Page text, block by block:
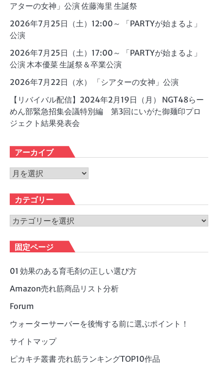
アターの女神」公演 佐藤海里 生誕祭
2026年7月25日（土）12:00～ 「PARTYが始まるよ」
公演
2026年7月25日（土）17:00～ 「PARTYが始まるよ」
公演 木本優菜 生誕祭＆卒業公演
2026年7月22日（水） 「シアターの女神」公演
【リバイバル配信】2024年2月19日（月） NGT48らー
めん部緊急招集会議特別編 第3回にいがた御麺印プロ
ジェクト結果発表会
アーカイブ
ア
カ
イ
ブ
カテゴリー
カ
ゴ
リ
ー
固定ページ
01 効果のある育毛剤の正しい選び方
Amazon売れ筋商品リスト分析
Forum
ウォーターサーバーを後悔する前に選ぶポイント！
サイトマップ
ピカキチ叢書 売れ筋ランキングTOP10作品